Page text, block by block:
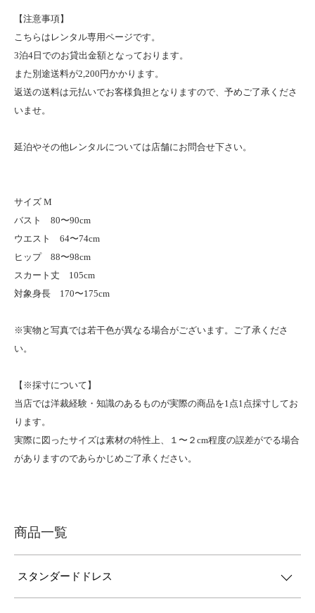
【注意事項】
こちらはレンタル専用ページです。
3泊4日でのお貸出金額となっております。
また別途送料が2,200円かかります。
返送の送料は元払いでお客様負担となりますので、予めご了承くださ
いませ。
延泊やその他レンタルについては店舗にお問合せ下さい。
サイズ M
バスト 80〜90cm
ウエスト 64〜74cm
ヒップ 88〜98cm
スカート丈 105cm
対象身長 170〜175cm
※実物と写真では若干色が異なる場合がございます。ご了承くださ
い。
【※採寸について】
当店では洋裁経験・知識のあるものが実際の商品を1点1点採寸してお
ります。
実際に図ったサイズは素材の特性上、１〜２cm程度の誤差がでる場合
がありますのであらかじめご了承ください。
商品一覧
スタンダードドレス